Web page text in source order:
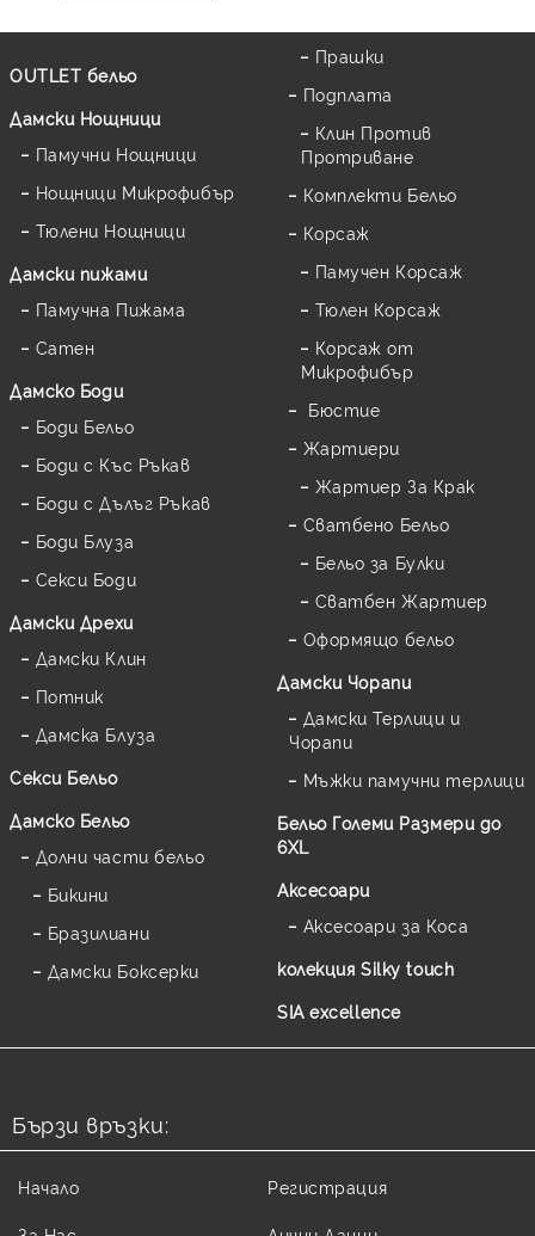
OUTLET бельо
Дамски Нощници
Памучни Нощници
Нощници Микрофибър
Тюлени Нощници
Дамски пижами
Памучна Пижама
Сатен
Дамскo Боди
Боди Бельо
Боди с Къс Ръкав
Боди с Дълъг Ръкав
Боди Блуза
Секси Боди
Дамски Дрехи
Дамски Клин
Потник
Дамска Блуза
Секси Бельо
Дамско Бельо
Долни части бельо
Бикини
Бразилиани
Дамски Боксерки
Прашки
Подплата
Клин Против
Протриване
Комплекти Бельо
Корсаж
Памучен Корсаж
Тюлен Корсаж
Корсаж от
Микрофибър
Бюстие
Жартиери
Жартиер За Крак
Сватбено Бельо
Бельо за Булки
Сватбен Жартиер
Оформящо бельо
Дамски Чорапи
Дамски Терлици и
Чорапи
Мъжки памучни терлици
Бельо Големи Размери до
6XL
Аксесоари
Аксесоари за Коса
колекция Silky touch
SIA excellence
Бързи връзки:
Начало Регистрация